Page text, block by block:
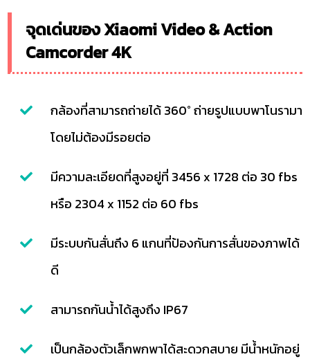
จุดเด่นของ Xiaomi Video & Action
Camcorder 4K
กล้องที่สามารถถ่ายได้ 360° ถ่ายรูปแบบพาโนรามา
โดยไม่ต้องมีรอยต่อ
มีความละเอียดที่สูงอยู่ที่ 3456 x 1728 ต่อ 30 fbs
หรือ 2304 x 1152 ต่อ 60 fbs
มีระบบกันสั่นถึง 6 แกนที่ป้องกันการสั่นของภาพได้
ดี
สามารถกันน้ำได้สูงถึง IP67
เป็นกล้องตัวเล็กพกพาได้สะดวกสบาย มีน้ำหนักอยู่